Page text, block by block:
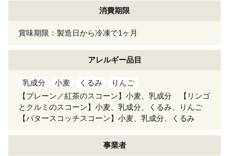
消費期限
賞味期限：製造日から冷凍で1ヶ月
アレルギー品目
乳成分 小麦 くるみ
りんご
【プレーン／紅茶のスコーン】小麦、乳成分 【リンゴ
とクルミのスコーン】小麦、乳成分、くるみ、りんご
【バタースコッチスコーン】小麦、乳成分、くるみ
事業者